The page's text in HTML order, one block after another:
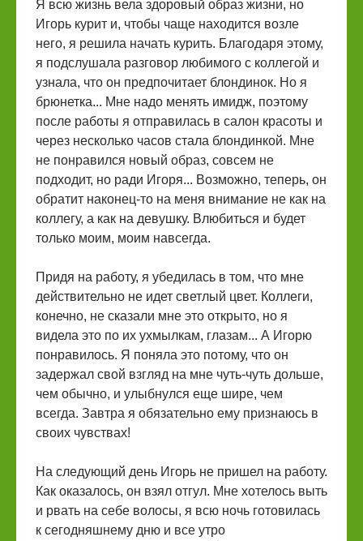
Я всю жизнь вела здоровый образ жизни, но
Игорь курит и, чтобы чаще находится возле
него, я решила начать курить. Благодаря этому,
я подслушала разговор любимого с коллегой и
узнала, что он предпочитает блондинок. Но я
брюнетка... Мне надо менять имидж, поэтому
после работы я отправилась в салон красоты и
через несколько часов стала блондинкой. Мне
не понравился новый образ, совсем не
подходит, но ради Игоря... Возможно, теперь, он
обратит наконец-то на меня внимание не как на
коллегу, а как на девушку. Влюбиться и будет
только моим, моим навсегда.
Придя на работу, я убедилась в том, что мне
действительно не идет светлый цвет. Коллеги,
конечно, не сказали мне это открыто, но я
видела это по их ухмылкам, глазам... А Игорю
понравилось. Я поняла это потому, что он
задержал свой взгляд на мне чуть-чуть дольше,
чем обычно, и улыбнулся еще шире, чем
всегда. Завтра я обязательно ему признаюсь в
своих чувствах!
На следующий день Игорь не пришел на работу.
Как оказалось, он взял отгул. Мне хотелось выть
и рвать на себе волосы, я всю ночь готовилась
к сегодняшнему дню и все утро